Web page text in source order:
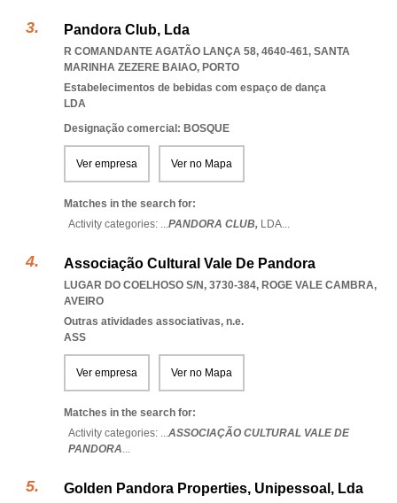
Pandora Club, Lda
R COMANDANTE AGATÃO LANÇA 58, 4640-461, SANTA
MARINHA ZEZERE BAIAO, PORTO
Estabelecimentos de bebidas com espaço de dança
LDA
Designação comercial: BOSQUE
Ver empresa Ver no Mapa
Matches in the search for:
Activity categories: ...PANDORA CLUB, LDA...
Associação Cultural Vale De Pandora
LUGAR DO COELHOSO S/N, 3730-384, ROGE VALE CAMBRA,
AVEIRO
Outras atividades associativas, n.e.
ASS
Ver empresa Ver no Mapa
Matches in the search for:
Activity categories: ...ASSOCIAÇÃO CULTURAL VALE DE
PANDORA...
Golden Pandora Properties, Unipessoal, Lda